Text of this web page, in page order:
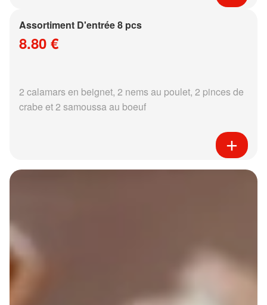
Assortiment D'entrée 8 pcs
8.80 €
2 calamars en beignet, 2 nems au poulet, 2 pinces de
crabe et 2 samoussa au boeuf